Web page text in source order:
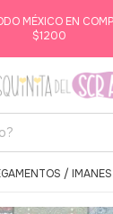
MÉXICO EN
$1200
/ IMANES